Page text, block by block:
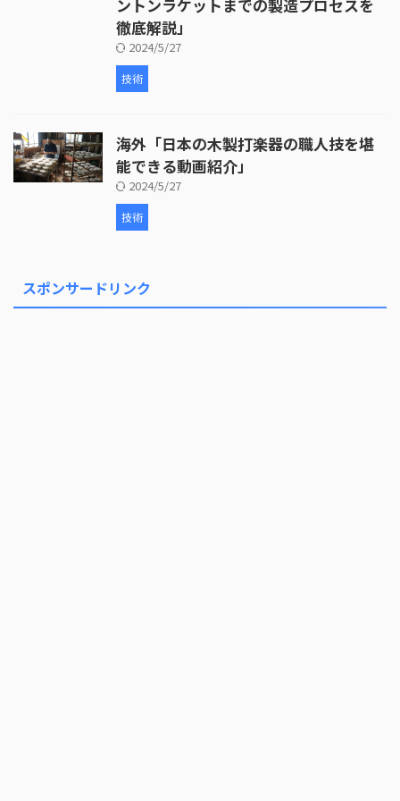
ントンラケットまでの製造プロセスを
徹底解説」
2024/5/27
技術
海外「日本の木製打楽器の職人技を堪
能できる動画紹介」
2024/5/27
技術
スポンサードリンク